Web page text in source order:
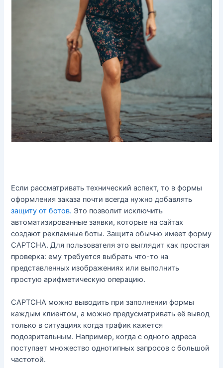
Если рассматривать технический аспект, то в формы
оформления заказа почти всегда нужно добавлять
защиту от ботов. Это позволит исключить
автоматизированные заявки, которые на сайтах
создают рекламные боты. Защита обычно имеет форму
CAPTCHA. Для пользователя это выглядит как простая
проверка: ему требуется выбрать что-то на
представленных изображениях или выполнить
простую арифметическую операцию.
CAPTCHA можно выводить при заполнении формы
каждым клиентом, а можно предусматривать её вывод
только в ситуациях когда трафик кажется
подозрительным. Например, когда с одного адреса
поступает множество однотипных запросов с большой
частотой.